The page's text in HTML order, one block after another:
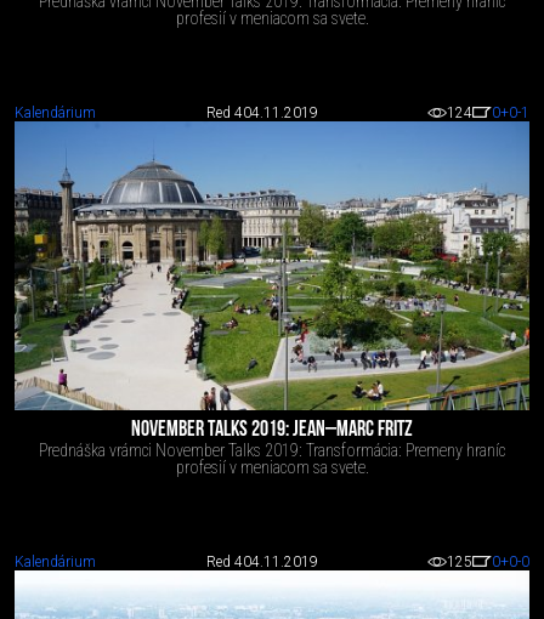
profesií v meniacom sa svete.
Kalendárium Red 404.11.2019 124 0+0-1
NOVEMBER TALKS 2019: JEAN–MARC FRITZ
Prednáška vrámci November Talks 2019: Transformácia: Premeny hraníc
profesií v meniacom sa svete.
Kalendárium Red 404.11.2019 125 0+0-0